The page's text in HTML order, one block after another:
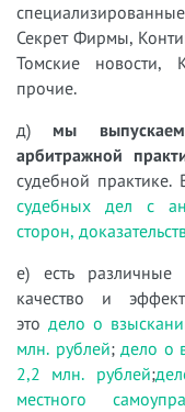
Секрет Фирмы,
Томские новости,
прочие.
д) мы
арбитражной
судебной
судебных дел с
сторон,
е) есть различные
качество и
это дело о
млн. рублей;дело о
2,2 млн. рублей;
местного